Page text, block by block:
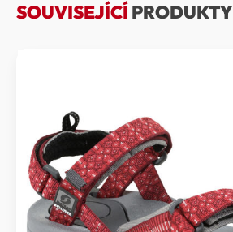
SOUVISEJÍCÍ PRODUKTY